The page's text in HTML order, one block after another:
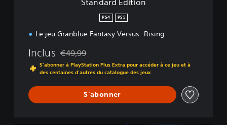
PS4 PS5
Le jeu Granblue Fantasy Versus: Rising
Inclus Remise par rapport au prix d'origine de €49,99
€49,99
S'abonner à PlayStation Plus Extra pour accéder à ce jeu et à
des centaines d'autres du catalogue des jeux
S'abonner